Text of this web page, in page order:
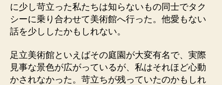
に少し苛立った私たちは知らないもの同士でタク
シーに乗り合わせて美術館へ行った。他愛もない
話を少ししたかもしれない。
足立美術館といえばその庭園が大変有名で、実際
見事な景色が広がっているが、私はそれほど心動
かされなかった。苛立ちが残っていたのかもしれ